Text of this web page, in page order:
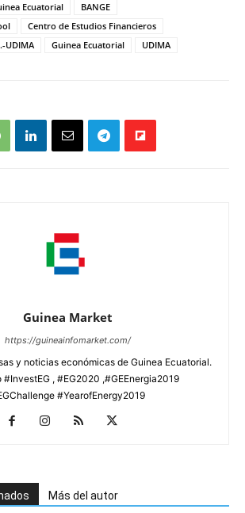
Ecuatorial
BANGE
Centro de Estudios Financieros
UDIMA
Guinea Ecuatorial UDIMA
Guinea Market
https://guineainfomarket.com/
y noticias económicas de Guinea Ecuatorial.
#InvestEG , #EG2020 ,#GEEnergia2019
#YearofEnergy2019
Más del autor